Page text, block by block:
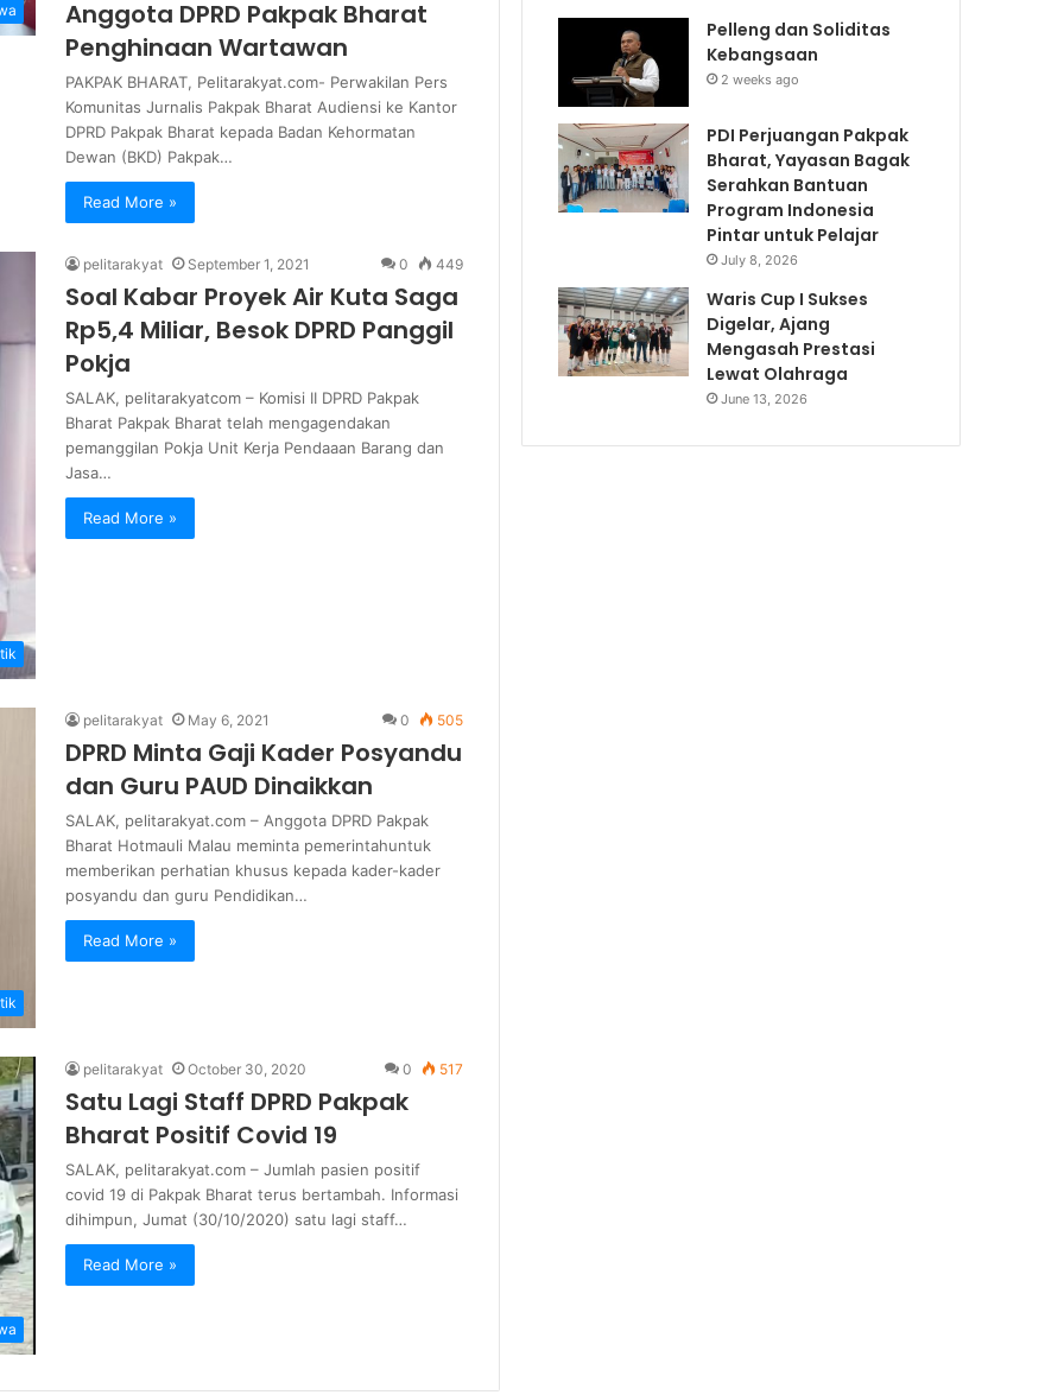
Anggota DPRD Pakpak Bharat
Penghinaan Wartawan
PAKPAK BHARAT, Pelitarakyat.com- Perwakilan Pers
Komunitas Jurnalis Pakpak Bharat Audiensi ke Kantor
DPRD Pakpak Bharat kepada Badan Kehormatan
Dewan (BKD) Pakpak…
Read More »
pelitarakyat September 1, 2021 0 449
Soal Kabar Proyek Air Kuta Saga
Rp5,4 Miliar, Besok DPRD Panggil
Pokja
SALAK, pelitarakyatcom – Komisi II DPRD Pakpak
Bharat Pakpak Bharat telah mengagendakan
pemanggilan Pokja Unit Kerja Pendaaan Barang dan
Jasa…
Read More »
pelitarakyat May 6, 2021 0 505
DPRD Minta Gaji Kader Posyandu
dan Guru PAUD Dinaikkan
SALAK, pelitarakyat.com – Anggota DPRD Pakpak
Bharat Hotmauli Malau meminta pemerintahuntuk
memberikan perhatian khusus kepada kader-kader
posyandu dan guru Pendidikan…
Read More »
pelitarakyat October 30, 2020 0 517
Satu Lagi Staff DPRD Pakpak
Bharat Positif Covid 19
SALAK, pelitarakyat.com – Jumlah pasien positif
covid 19 di Pakpak Bharat terus bertambah. Informasi
dihimpun, Jumat (30/10/2020) satu lagi staff…
Read More »
Pelleng dan Soliditas
Kebangsaan
2 weeks ago
PDI Perjuangan Pakpak
Bharat, Yayasan Bagak
Serahkan Bantuan
Program Indonesia
Pintar untuk Pelajar
July 8, 2026
Waris Cup I Sukses
Digelar, Ajang
Mengasah Prestasi
Lewat Olahraga
June 13, 2026